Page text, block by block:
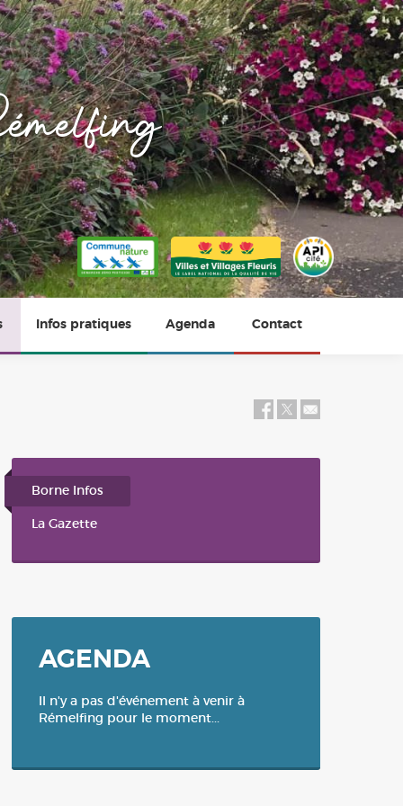
Infos pratiques
Révision du 26 février 2024
Agenda Contact
Borne Infos
La Gazette
AGENDA
Il n'y a pas d'événement à venir à
Rémelfing pour le moment...